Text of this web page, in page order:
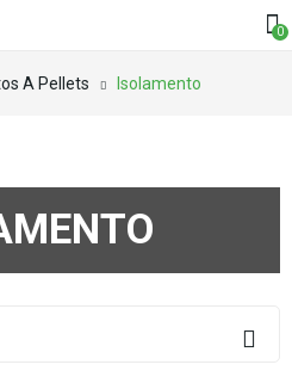
0
A Pellets Isolamento